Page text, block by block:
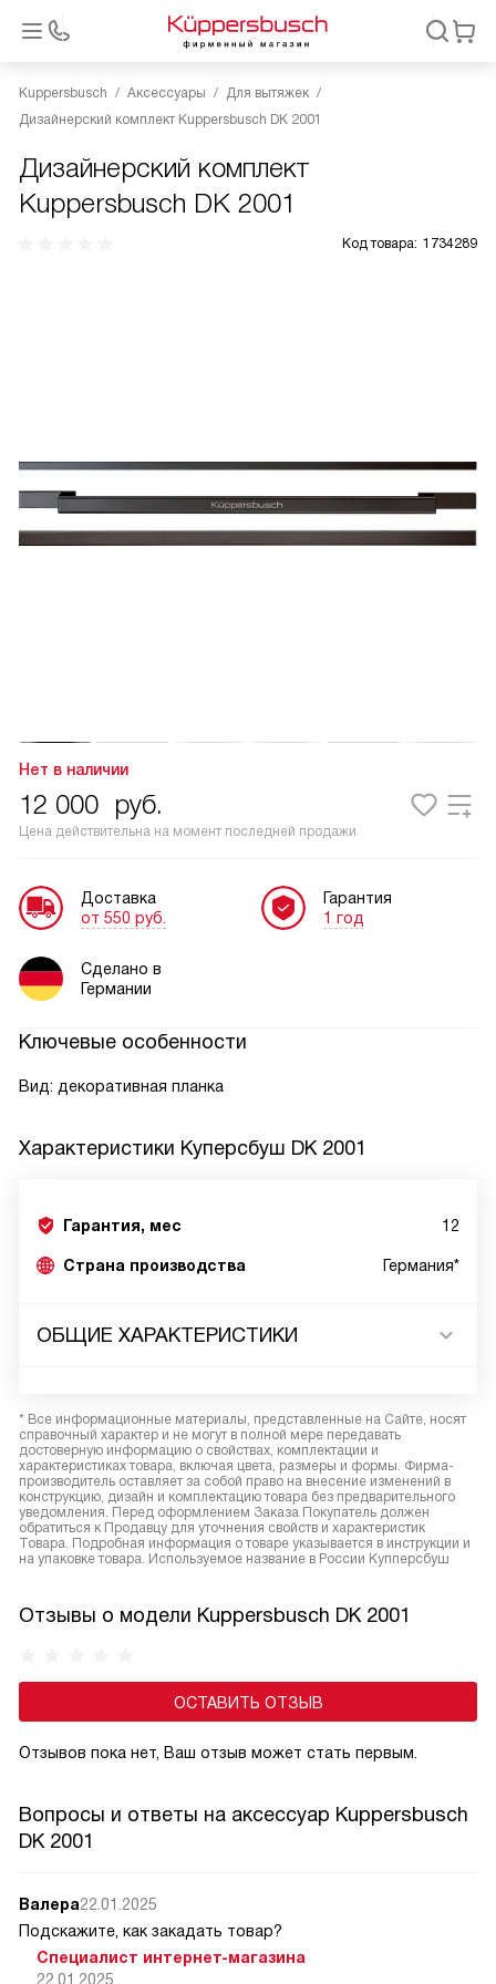
Kuppersbusch Аксессуары
Для вытяжек
Дизайнерский комплект Kuppersbusch DK 2001
Дизайнерский комплект
Kuppersbusch DK 2001
Код товара: 1734289
Нет в наличии
12 000 руб.
Цена действительна на момент последней продажи
Доставка
от 550 руб.
Гарантия
1 год
Сделано в
Германии
Ключевые особенности
Вид: декоративная планка
Характеристики Куперсбуш DK 2001
Гарантия, мес 12
Страна производства Германия*
ОБЩИЕ ХАРАКТЕРИСТИКИ
* Все информационные материалы, представленные на Сайте, носят
справочный характер и не могут в полной мере передавать
достоверную информацию о свойствах, комплектации и
характеристиках товара, включая цвета, размеры и формы. Фирма-
производитель оставляет за собой право на внесение изменений в
конструкцию, дизайн и комплектацию товара без предварительного
уведомления. Перед оформлением Заказа Покупатель должен
обратиться к Продавцу для уточнения свойств и характеристик
Товара. Подробная информация о товаре указывается в инструкции и
на упаковке товара. Используемое название в России Купперсбуш
Отзывы о модели Kuppersbusch DK 2001
ОСТАВИТЬ ОТЗЫВ
Отзывов пока нет, Ваш отзыв может стать первым.
Вопросы и ответы на аксессуар Kuppersbusch
DK 2001
Валера22.01.2025
Подскажите, как закадать товар?
Специалист интернет-магазина
22.01.2025